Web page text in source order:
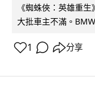
《蜘蛛俠：英雄重
大批車主不滿。
1 分享